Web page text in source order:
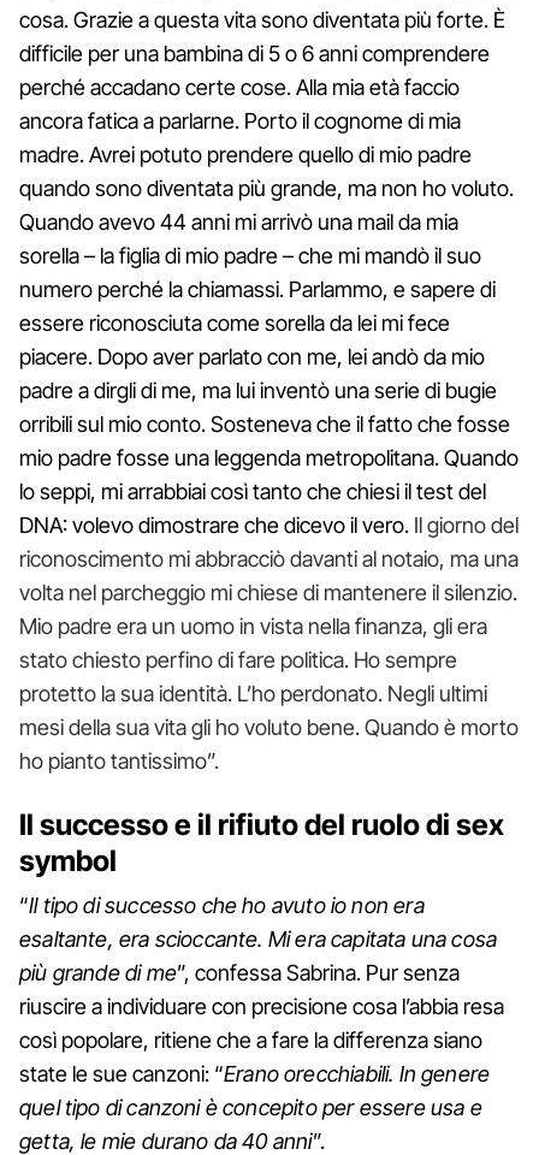
cosa. Grazie a questa vita sono diventata più forte. È
difficile per una bambina di 5 o 6 anni comprendere
perché accadano certe cose. Alla mia età faccio
ancora fatica a parlarne. Porto il cognome di mia
madre. Avrei potuto prendere quello di mio padre
quando sono diventata più grande, ma non ho voluto.
Quando avevo 44 anni mi arrivò una mail da mia
sorella – la figlia di mio padre – che mi mandò il suo
numero perché la chiamassi. Parlammo, e sapere di
essere riconosciuta come sorella da lei mi fece
piacere. Dopo aver parlato con me, lei andò da mio
padre a dirgli di me, ma lui inventò una serie di bugie
orribili sul mio conto. Sosteneva che il fatto che fosse
mio padre fosse una leggenda metropolitana. Quando
lo seppi, mi arrabbiai così tanto che chiesi il test del
DNA: volevo dimostrare che dicevo il vero. Il giorno del
riconoscimento mi abbracciò davanti al notaio, ma una
volta nel parcheggio mi chiese di mantenere il silenzio.
Mio padre era un uomo in vista nella finanza, gli era
stato chiesto perfino di fare politica. Ho sempre
protetto la sua identità. L’ho perdonato. Negli ultimi
mesi della sua vita gli ho voluto bene. Quando è morto
ho pianto tantissimo”.
Il successo e il rifiuto del ruolo di sex
symbol
“Il tipo di successo che ho avuto io non era
esaltante, era scioccante. Mi era capitata una cosa
più grande di me”, confessa Sabrina. Pur senza
riuscire a individuare con precisione cosa l’abbia resa
così popolare, ritiene che a fare la differenza siano
state le sue canzoni: “Erano orecchiabili. In genere
quel tipo di canzoni è concepito per essere usa e
getta, le mie durano da 40 anni”.